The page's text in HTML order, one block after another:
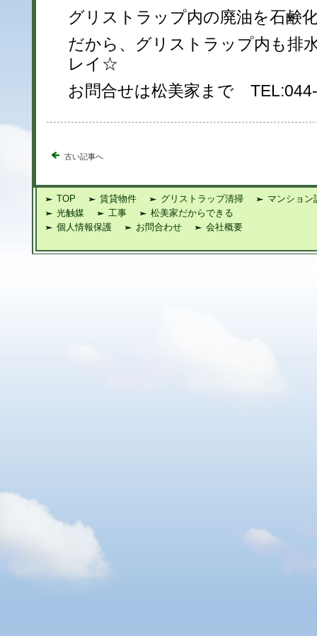
グリストラップ内の廃油を石鹸
だから、グリストラップ内も排
レイ☆
お問合せは松美家まで
古い記事へ
TOP 賃貸物件 グリストラップ清掃
マンション
光触媒
工事
松美家だからできる
個人情報保護
お問合わせ 会社概要